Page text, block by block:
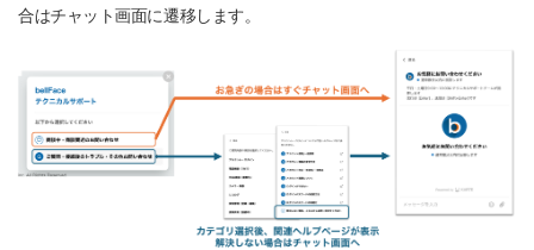
合はチャット画面に遷移します。